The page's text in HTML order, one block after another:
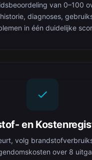
van 0–100
diagnoses,
in één duidelijke
en
volg
over 8